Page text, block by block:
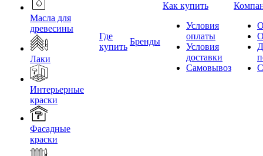
Масла для
древесины
Лаки
Интерьерные
краски
Фасадные
краски
Где
купить
Бренды
Как купить
Условия
оплаты
Условия
доставки
Самовывоз